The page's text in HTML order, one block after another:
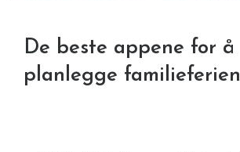
De beste appene for å
planlegge familieferien